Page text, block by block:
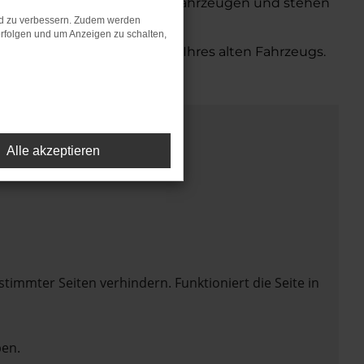
Inzahlungnahme Ihres alten Fahrzeugs.
Seiten verhindern. Funktioniert die Seite in
zu verbessern. Zudem werden
und um Anzeigen zu schalten,
Alle akzeptieren